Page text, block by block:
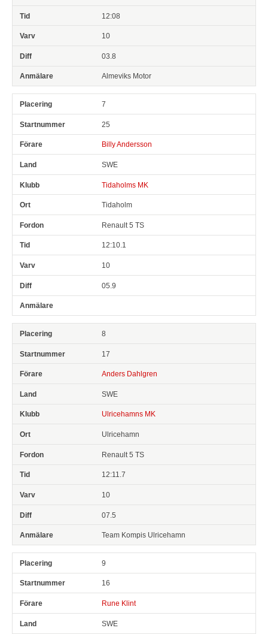
12:08
10
03.8
Almeviks Motor
7
25
Billy Andersson
SWE
Tidaholms MK
Tidaholm
Renault 5 TS
12:10.1
10
05.9
8
17
Anders Dahlgren
SWE
Ulricehamns MK
Ulricehamn
Renault 5 TS
12:11.7
10
07.5
Team Kompis Ulricehamn
9
16
Rune Klint
SWE